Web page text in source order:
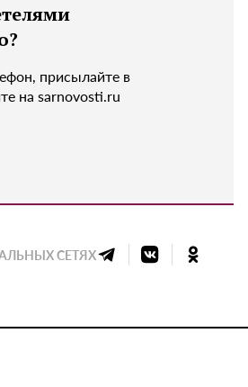
присылайте в
на sarnovosti.ru
СЕТЯХ